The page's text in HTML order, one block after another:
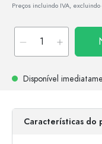
Preços incluindo IVA,
Disponível
Características do